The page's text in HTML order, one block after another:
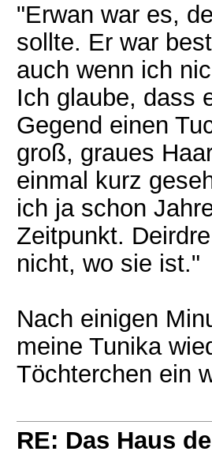
"Erwan war es,
sollte. Er war
auch wenn ich
Ich glaube, dass
Gegend einen
groß, graues
einmal kurz
ich ja schon
Zeitpunkt.
nicht, wo sie ist."
Nach einigen
meine Tunika
Töchterchen ein
RE: Das Haus